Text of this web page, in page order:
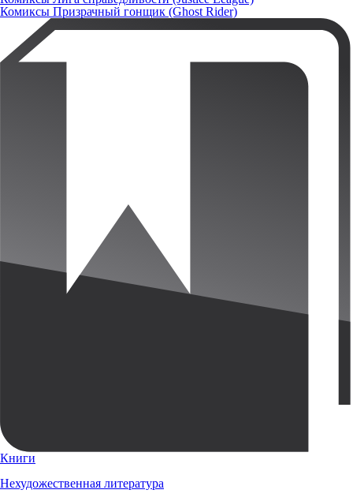
Комиксы Призрачный гонщик (Ghost Rider)
Книги
Нехудожественная литература